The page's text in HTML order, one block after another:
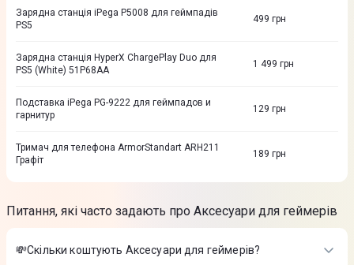
Зарядна станція iPega P5008 для геймпадів
PS5
499 грн
Зарядна станція HyperX ChargePlay Duo для
PS5 (White) 51P68AA
1 499 грн
Подставка iPega PG-9222 для геймпадов и
гарнитур
129 грн
Тримач для телефона ArmorStandart ARH211
Графіт
189 грн
Питання, які часто задають про Аксесуари для геймерів
💸Скільки коштують Аксесуари для геймерів?